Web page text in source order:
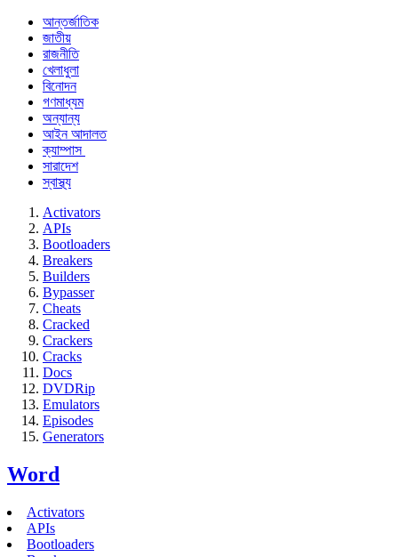
আন্তর্জাতিক
জাতীয়
রাজনীতি
খেলাধুলা
বিনোদন
গণমাধ্যম
অন্যান্য
আইন আদালত
ক্যাম্পাস
সারাদেশ
স্বাস্থ্য
Activators
APIs
Bootloaders
Breakers
Builders
Bypasser
Cheats
Cracked
Crackers
Cracks
Docs
DVDRip
Emulators
Episodes
Generators
Word
Activators
APIs
Bootloaders